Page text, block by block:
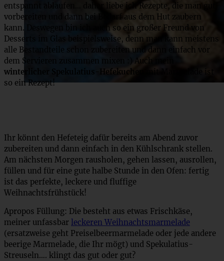
entspannt ablaufen… daher liebe ich Rezepte, die man gut
vorbereiten und dann bei Bedarf aus dem Hut zaubern
kann. Deswegen bin ich auch so ein großer Freund von
Desserts im Glas beispielsweise, denn man kann meistens
alle Bestandteile schon zubereiten und dann einfach vor
dem Servieren zusammen mixen :) Auch mein
winterlicher Spekulatius-Hefekuchen
mit Marmelade ist
so ein Rezept!
Ihr könnt den Hefeteig dafür bereits am Abend zuvor
zubereiten und dann einfach in den Kühlschrank stellen.
Am nächsten Morgen rausholen, gehen lassen, ausrollen,
füllen und für eine gute halbe Stunde in den Ofen: fertig
ist das perfekte, leckere und fluffige
Weihnachtsfrühstück!
Apropos Füllung: Die besteht aus etwas Frischkäse,
meiner unfassbar leckeren Weihnachtsmarmelade
(ersatzweise geht Preiselbeermarmelade oder jede andere
beerige Marmelade, die Ihr mögt) und Spekulatius-
Streuseln…. klingt das gut oder gut?